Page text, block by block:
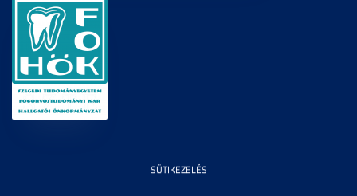
SÜTIKEZELÉS